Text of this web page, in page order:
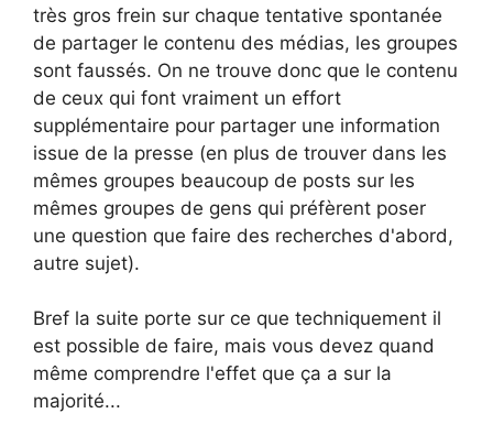
très gros frein sur chaque tentative spontanée
de partager le contenu des médias, les groupes
sont faussés. On ne trouve donc que le contenu
de ceux qui font vraiment un effort
supplémentaire pour partager une information
issue de la presse (en plus de trouver dans les
mêmes groupes beaucoup de posts sur les
mêmes groupes de gens qui préfèrent poser
une question que faire des recherches d'abord,
autre sujet).
Bref la suite porte sur ce que techniquement il
est possible de faire, mais vous devez quand
même comprendre l'effet que ça a sur la
majorité...